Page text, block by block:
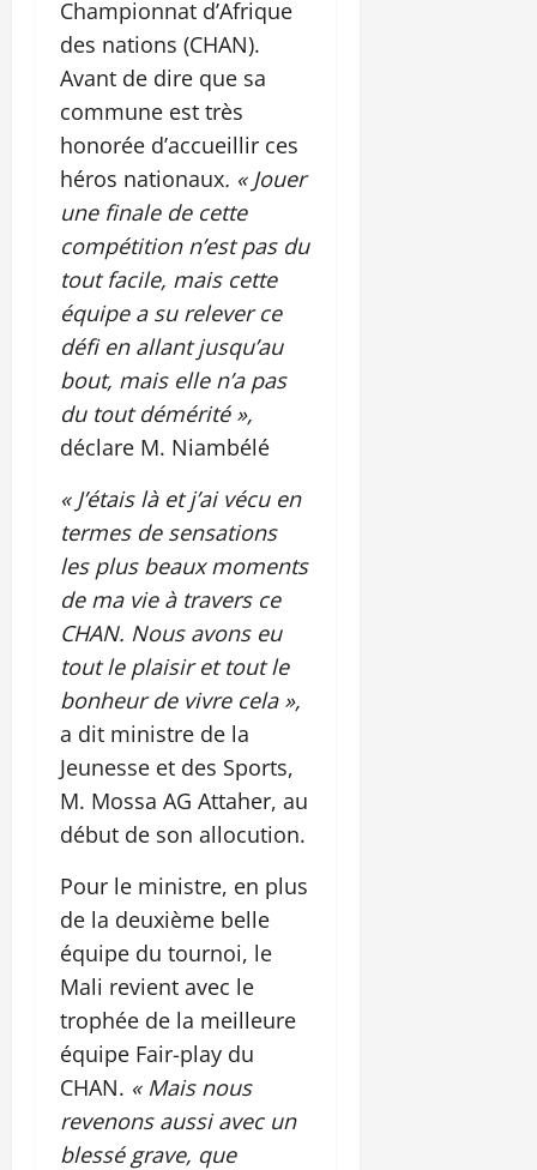
Championnat d’Afrique
des nations (CHAN).
Avant de dire que sa
commune est très
honorée d’accueillir ces
héros nationaux. « Jouer
une finale de cette
compétition n’est pas du
tout facile, mais cette
équipe a su relever ce
défi en allant jusqu’au
bout, mais elle n’a pas
du tout démérité »,
déclare M. Niambélé
« J’étais là et j’ai vécu en
termes de sensations
les plus beaux moments
de ma vie à travers ce
CHAN. Nous avons eu
tout le plaisir et tout le
bonheur de vivre cela »,
a dit ministre de la
Jeunesse et des Sports,
M. Mossa AG Attaher, au
début de son allocution.
Pour le ministre, en plus
de la deuxième belle
équipe du tournoi, le
Mali revient avec le
trophée de la meilleure
équipe Fair-play du
CHAN. « Mais nous
revenons aussi avec un
blessé grave, que